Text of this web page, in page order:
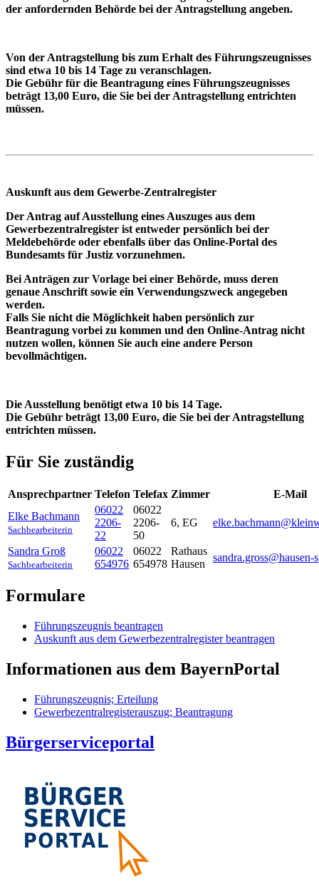
der anfordernden Behörde bei der Antragstellung angeben.
Von der Antragstellung bis zum Erhalt des Führungszeugnisses
sind etwa 10 bis 14 Tage zu veranschlagen.
Die Gebühr für die Beantragung eines Führungszeugnisses
beträgt 13,00 Euro, die Sie bei der Antragstellung entrichten
müssen.
Auskunft aus dem Gewerbe-Zentralregister
Der Antrag auf Ausstellung eines Auszuges aus dem
Gewerbezentralregister ist entweder persönlich bei der
Meldebehörde oder ebenfalls über das Online-Portal des
Bundesamts für Justiz vorzunehmen.
Bei Anträgen zur Vorlage bei einer Behörde, muss deren
genaue Anschrift sowie ein Verwendungszweck angegeben
werden.
Falls Sie nicht die Möglichkeit haben persönlich zur
Beantragung vorbei zu kommen und den Online-Antrag nicht
nutzen wollen, können Sie auch eine andere Person
bevollmächtigen.
Die Ausstellung benötigt etwa 10 bis 14 Tage.
Die Gebühr beträgt 13,00 Euro, die Sie bei der Antragstellung
entrichten müssen.
Für Sie zuständig
Ansprechpartner Telefon Telefax Zimmer
E-Mail
Elke Bachmann
Sachbearbeiterin
06022
2206-
22
06022
2206-
50
6, EG
Sandra Groß
Sachbearbeiterin
06022
654976
06022
654978
Rathaus
Hausen
sandra.gross@hausen-
Formulare
Führungszeugnis beantragen
Auskunft aus dem Gewerbezentralregister beantragen
Informationen aus dem BayernPortal
Führungszeugnis; Erteilung
Gewerbezentralregisterauszug; Beantragung
Bürgerserviceportal